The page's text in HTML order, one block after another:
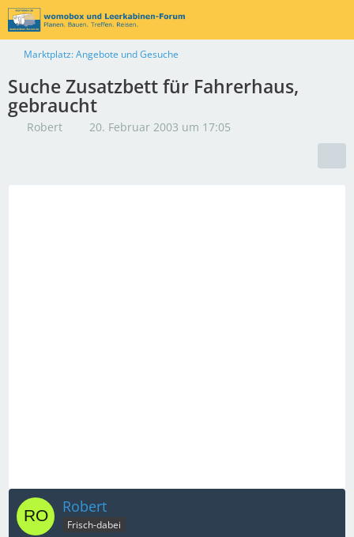
Marktplatz: Angebote und Gesuche
Suche Zusatzbett für Fahrerhaus,
gebraucht
Robert 20. Februar 2003 um 17:05
Robert
Frisch-dabei